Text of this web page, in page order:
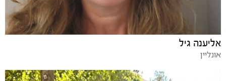
אליענה גיל
אונליין